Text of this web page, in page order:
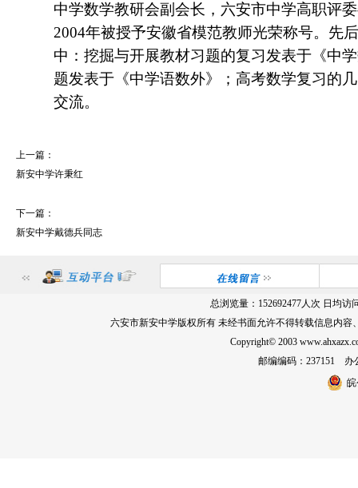
中学数学教研会副会长，六安市中学高职评
2004年被授予安徽省模范教师光荣称号。先
中：挖掘与开展教材习题的复习发表于《中
题发表于《中学语数外》；高考数学复习的
交流。
上一篇：
新安中学许秉红
下一篇：
新安中学戴德兵同志
总浏览量： 152692477人次 日均访
六安市新安中学版权所有 未经书面允许不得转载信息内容
Copyright© 2003
邮编编码：237151 办
皖